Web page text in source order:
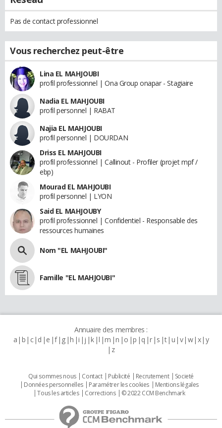
Pas de contact professionnel
Vous recherchez peut-être
Lina EL MAHJOUBI
profil professionnel | Ona Group onapar - Stagiaire
Nadia EL MAHJOUBI
profil personnel | RABAT
Najia EL MAHJOUBI
profil personnel | DOURDAN
Driss EL MAHJOUBI
profil professionnel | Callinout - Profiler (projet mpf /
ebp)
Mourad EL MAHJOUBI
profil personnel | LYON
Said EL MAHJOUBY
profil professionnel | Confidentiel - Responsable des
ressources humaines
Nom "EL MAHJOUBI"
Famille "EL MAHJOUBI"
Annuaire des membres :
a b c d e f g h i j k l m n o p q r s t u v w x y
z
Qui sommes nous Contact Publicité Recrutement
Societé
Données personnelles
Paramétrer les cookies
Mentions légales
Tous les articles
Corrections © 2022 CCM Benchmark